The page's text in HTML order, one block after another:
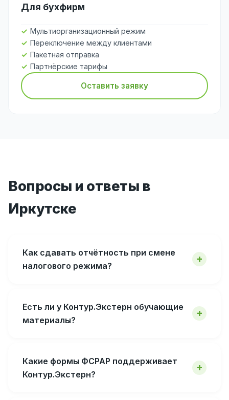
Для бухфирм
Мультиорганизационный режим
Переключение между клиентами
Пакетная отправка
Партнёрские тарифы
Оставить заявку
Вопросы и ответы в
Иркутске
Как сдавать отчётность при смене
налогового режима?
Есть ли у Контур.Экстерн обучающие
материалы?
Какие формы ФСРАР поддерживает
Контур.Экстерн?